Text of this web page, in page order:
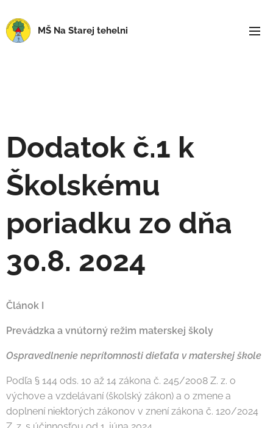
MŠ Na Starej tehelni
Dodatok č.1 k
Školskému
poriadku zo dňa
30.8. 2024
Článok I
Prevádzka a vnútorný režim materskej školy
Ospravedlnenie neprítomnosti dieťaťa v materskej škole
Podľa § 144 ods. 10 až 14 zákona č. 245/2008 Z. z. o
výchove a vzdelávaní (školský zákon) a o zmene a
doplnení niektorých zákonov v znení zákona č. 120/2024